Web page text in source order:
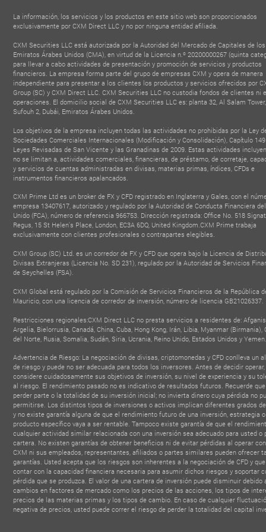
La información, los servicios y los productos en este sitio web son proporcionados
exclusivamente por CXM Direct LLC y no por ninguna entidad afiliada.
CXM Securities LLC está autorizada por la Autoridad del Mercado de Capitales de los
Emiratos Árabes Unidos (CMA), en virtud de la Licencia n.º 20200000267 (quinta
para llevar a cabo actividades de presentación y promoción de servicios y productos
financieros. La empresa forma parte del grupo de empresas CXM y opera de manera
independiente para presentar a los clientes los productos y servicios ofrecidos por
Group (SC) y CXM Direct LLC. CXM Securities LLC no custodia fondos de clientes ni
operaciones. El domicilio social de CXM Securities LLC es: planta 32, Al Salam
Sufouh 2, Dubái, Emiratos Árabes Unidos.
Los objetivos de la empresa incluyen todas las actividades no prohibidas por la Ley
Sociedades Comerciales Internacionales (Modificación y Consolidación), Capítulo
Leyes Revisadas de San Vicente y las Granadinas de 2009. Estas actividades
no se limitan a, actividades comerciales, financieras, de préstamo, de corretaje,
y servicios de cuentas administradas en divisas, materias primas, índices, CFDs e
instrumentos financieros apalancados.
CXM Prime Ltd es un broker de FX y CFD registrado en Inglaterra y Gales, con el
empresa 13407617, autorizado y regulado por la Autoridad de Conducta Financiera
Unido (FCA), número de referencia 966753. Dirección registrada: Office No. 518
Regus, 15 St Helen's Place, London, EC3A 6DQ, United Kingdom.CXM Prime trabaja
exclusivamente con clientes profesionales o contrapartes elegibles.
CXM Group (SC) Ltd. es un corredor de FX y CFD que opera bajo la Licencia de
Divisas Extranjeras (Licencia No. SD 231), regulado por la Autoridad de Servicios
de Seychelles (FSA).
CXM Global está regulado por la Comisión de Servicios Financieros de la República
Mauricio, con una licencia de corredor de inversión, número de licencia GB21026337.
Restricciones regionales:CXM Direct LLC no presta servicios a residentes de:
Argelia, Bielorrusia, Canadá, China, Cuba, Hong Kong, Irán, Libia, Myanmar (Birmania),
del Norte, Rusia, Somalia, Sudán, Siria, Ucrania, Reino Unido, Estados Unidos y Yemen.
Advertencia de Riesgo: La negociación de divisas, criptomonedas y CFD conlleva un
de riesgo y puede no ser adecuada para todos los inversores. Antes de decidir operar,
considere cuidadosamente sus objetivos de inversión, su nivel de experiencia y su
al riesgo. El rendimiento pasado no es indicativo de resultados futuros. Recuerde
perder parte o la totalidad de su inversión inicial; no invierta dinero cuya pérdida no
permitirse. Los distintos tipos de inversiones o activos implican diferentes grados
y no existe garantía alguna de que el rendimiento futuro de una inversión, estrategia o
producto específico vaya a ser rentable. Tampoco existe garantía de que el
cualquier actividad similar relacionada con una inversión sea adecuado para usted o
cartera. No existen garantías de obtener beneficios ni de evitar pérdidas al operar con
CXM ni sus empleados, representantes, afiliados o partes similares pueden ofrecer
garantías. Usted acepta que los riesgos son inherentes a la negociación de CFD y
contar con la capacidad financiera necesaria para asumir dichos riesgos y soportar
pérdida que se produzca. El valor de una cartera de inversión puede disminuir debido
cambios en factores de mercado como los precios de las acciones, los tipos de
precios de las materias primas y los tipos de cambio. En caso de cualquier
negativa de precios, usted puede correr el riesgo de perder la totalidad del capital
FOREX
Expo Dubai
TOP 100 TRUSTED
AWARD
2025- MEFM Awards Dubai
BEST
2025 - MONEY